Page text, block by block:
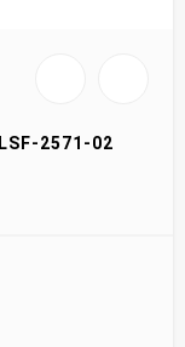
LSF-2571-02